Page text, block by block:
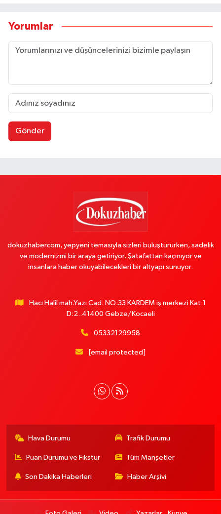
Yorumlar
Gönder
dokuzhabercom, yepyeni temasıyla sizleri buluştururken, sadelik
ve modernizmi bir araya getiriyor. Şatafattan kaçınıyor ve
insanlara haber okuyabilecekleri bir altyapı sunuyor.
Hacı Halil mah.Yazı Cad. NO:33 KARDEM iş merkezi Kat:1
D:2..41400 Gebze/Kocaeli
05332129958
[email protected]
Hava Durumu Trafik Durumu
Puan Durumu ve Fikstür Tüm Manşetler
Son Dakika Haberleri Haber Arşivi